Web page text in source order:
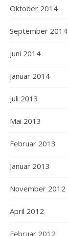
Oktober 2014
September 2014
Juni 2014
Januar 2014
Juli 2013
Mai 2013
Februar 2013
Januar 2013
November 2012
April 2012
Februar 2012